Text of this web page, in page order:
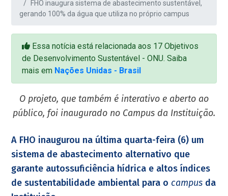
FHO inaugura sistema de abastecimento sustentável,
gerando 100% da água que utiliza no próprio campus
Essa notícia está relacionada aos 17 Objetivos
de Desenvolvimento Sustentável - ONU. Saiba
mais em Nações Unidas - Brasil
O projeto, que também é interativo e aberto ao
público, foi inaugurado no Campus da Instituição.
A FHO inaugurou na última quarta-feira (6) um
sistema de abastecimento alternativo que
garante autossuficiência hídrica e altos índices
de sustentabilidade ambiental para o campus da